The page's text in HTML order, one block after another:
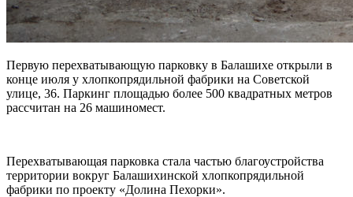
Первую перехватывающую парковку в Балашихе открыли в
конце июля у хлопкопрядильной фабрики на Советской
улице, 36. Паркинг площадью более 500 квадратных метров
рассчитан на 26 машиномест.
Перехватывающая парковка стала частью благоустройства
территории вокруг Балашихинской хлопкопрядильной
фабрики по проекту «Долина Пехорки».